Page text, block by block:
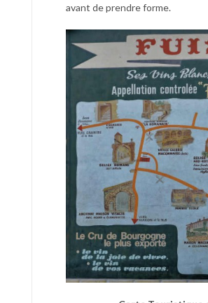
avant de prendre forme.